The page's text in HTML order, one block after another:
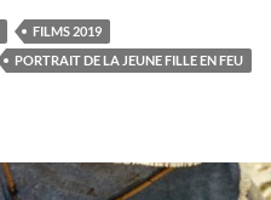
FILMS 2019
PORTRAIT DE LA JEUNE FILLE EN FEU